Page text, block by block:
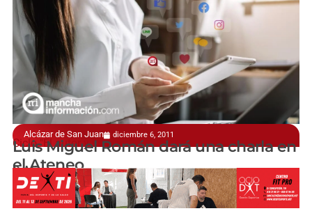
Alcázar de San Juan diciembre 6, 2011
Ciclo "El autor y su obra"
Luis Miguel Román dará una charla en
el Ateneo
P. Atienza